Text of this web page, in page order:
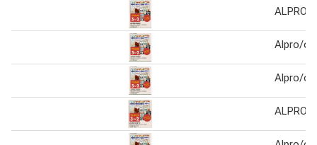
ALPRO/
Alpro/
Alpro/
ALPRO/